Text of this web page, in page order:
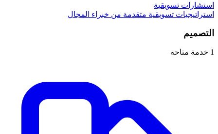
استشارات تسويقية
استراتيجيات تسويقية متقدمة من خبراء المجال
التصميم
1 خدمة متاحة